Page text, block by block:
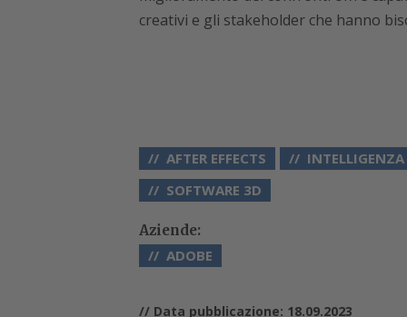
creativi e gli stakeholder che hanno
AFTER EFFECTS
SOFTWARE 3D
Aziende:
ADOBE
// Data pubblicazione: 18.09.2023